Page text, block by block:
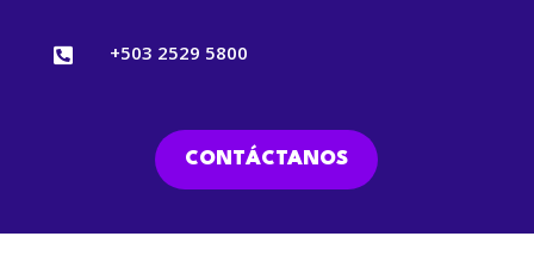
 +503 2529 5800
CONTÁCTANOS